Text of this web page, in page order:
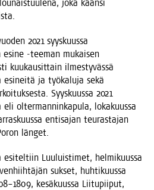
joka kään­si
2021 syys­kuus­sa
esi­ne ‑tee­man mukai­sen
kuu­kausit­tain ilmes­ty­väs­sä
esi­nei­tä ja työ­ka­lu­ja sekä
Syys­kuus­sa 2021
olter­man­nin­ka­pu­la, loka­kuus­sa
enti­sa­jan teu­ras­ta­jan
länget.
esi­tel­tiin Luu­luis­ti­met, hel­mi­kuus­sa
suk­set, huh­ti­kuus­sa
kesä­kuus­sa Lii­tu­pii­put,